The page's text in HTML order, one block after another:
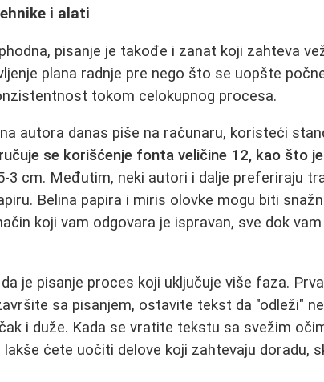
i alati
pisanje je takođe i zanat koji zahteva
plana radnje pre nego što se uopšte
tokom celokupnog procesa.
autora danas piše na računaru, koristeći
se korišćenje fonta veličine 12, kao što
3 cm. Međutim, neki autori i dalje preferiraju
Belina papira i miris olovke mogu biti
koji vam odgovara je ispravan, sve dok
je pisanje proces koji uključuje više faza.
sa pisanjem, ostavite tekst da "odleži"
i duže. Kada se vratite tekstu sa svežim
ćete uočiti delove koji zahtevaju doradu,